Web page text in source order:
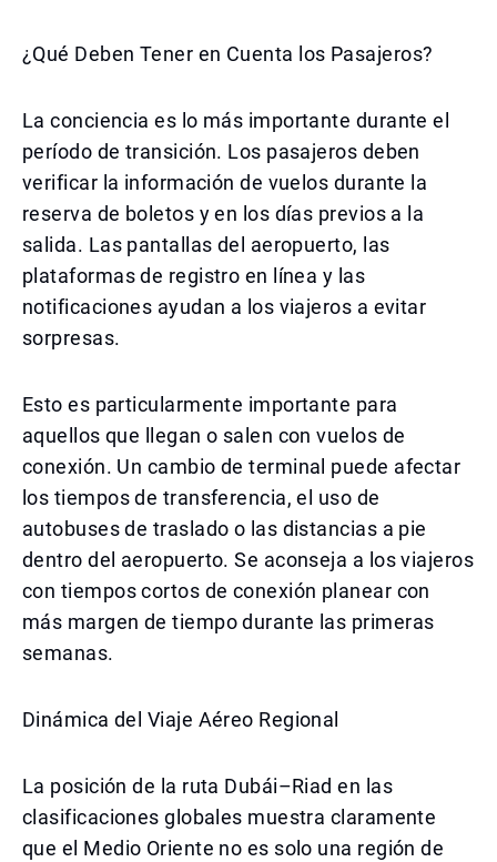
¿Qué Deben Tener en Cuenta los Pasajeros?
La conciencia es lo más importante durante el
período de transición. Los pasajeros deben
verificar la información de vuelos durante la
reserva de boletos y en los días previos a la
salida. Las pantallas del aeropuerto, las
plataformas de registro en línea y las
notificaciones ayudan a los viajeros a evitar
sorpresas.
Esto es particularmente importante para
aquellos que llegan o salen con vuelos de
conexión. Un cambio de terminal puede afectar
los tiempos de transferencia, el uso de
autobuses de traslado o las distancias a pie
dentro del aeropuerto. Se aconseja a los viajeros
con tiempos cortos de conexión planear con
más margen de tiempo durante las primeras
semanas.
Dinámica del Viaje Aéreo Regional
La posición de la ruta Dubái–Riad en las
clasificaciones globales muestra claramente
que el Medio Oriente no es solo una región de